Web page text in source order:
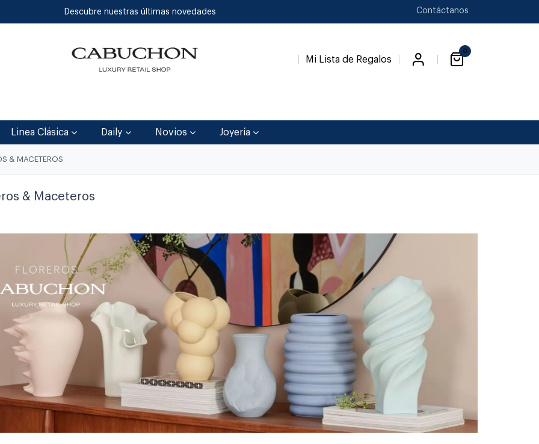
Descubre nuestras últimas novedades Contáctanos
Mi Lista de Regalos
0
Linea Clásica Daily Novios Joyería
& MACETEROS
& Maceteros